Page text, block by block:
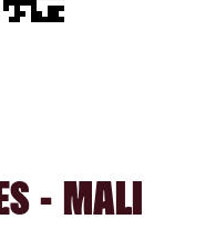
- MALI